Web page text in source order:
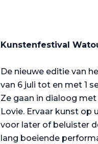
Kunstenfestival
De nieuwe editie van
van 6 juli tot en met 1
Ze gaan in dialoog
Lovie. Ervaar kunst
voor later of beluister
lang boeiende